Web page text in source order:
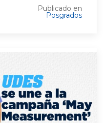
Publicado en
Posgrados